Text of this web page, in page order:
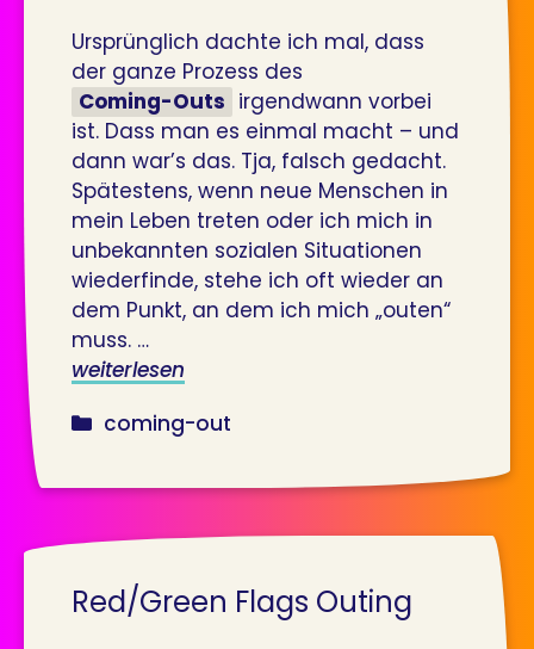
Ursprünglich dachte ich mal, dass
der ganze Prozess des
Coming-Outs irgendwann vorbei
ist. Dass man es einmal macht – und
dann war’s das. Tja, falsch gedacht.
Spätestens, wenn neue Menschen in
mein Leben treten oder ich mich in
unbekannten sozialen Situationen
wiederfinde, stehe ich oft wieder an
dem Punkt, an dem ich mich „outen“
muss. …
weiterlesen
kategorien
coming-out
Red/Green Flags Outing